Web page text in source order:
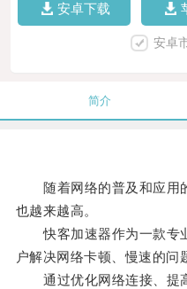
安卓下载
安卓
简介
随着网络的普及和应用
也越来越高。
快客加速器作为一款专
户解决网络卡顿、慢速的问
通过优化网络连接、提